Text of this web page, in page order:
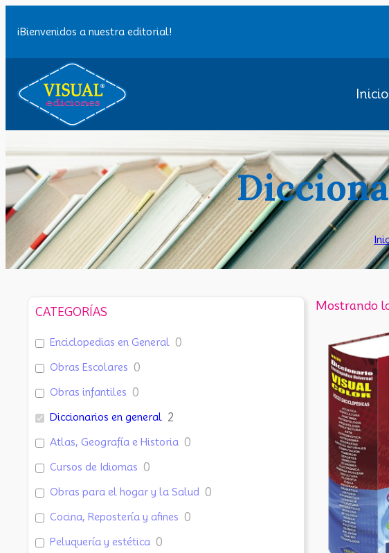
¡Bienvenidos a nuestra editorial!
Inicio
CATEGORÍAS
Enciclopedias en General 0
Obras Escolares 0
Obras infantiles 0
Diccionarios en general 2
Atlas, Geografía e Historia 0
Cursos de Idiomas 0
Obras para el hogar y la Salud 0
Cocina, Repostería y afines 0
Peluquería y estética 0
Mostrando